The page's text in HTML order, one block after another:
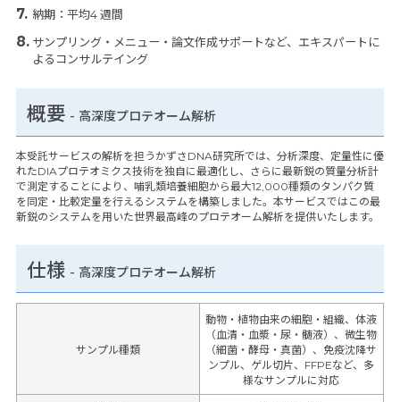
納期：平均4 週間
サンプリング・メニュー・論文作成サポートなど、エキスパートに
よるコンサルテイング
概要 - 高深度プロテオーム解析
本受託サービスの解析を担うかずさDNA研究所では、分析深度、定量性に優
れたDIAプロテオミクス技術を独自に最適化し、さらに最新鋭の質量分析計
で測定することにより、哺乳類培養細胞から最大12,000種類のタンパク質
を同定・比較定量を行えるシステムを構築しました。本サービスではこの最
新鋭のシステムを用いた世界最高峰のプロテオーム解析を提供いたします。
仕様 - 高深度プロテオーム解析
サンプル種類
動物・植物由来の細胞・組織、体液
（血清・血漿・尿・髄液）、微生物
（細菌・酵母・真菌）、免疫沈降サ
ンプル、ゲル切片、FFPEなど、多
様なサンプルに対応